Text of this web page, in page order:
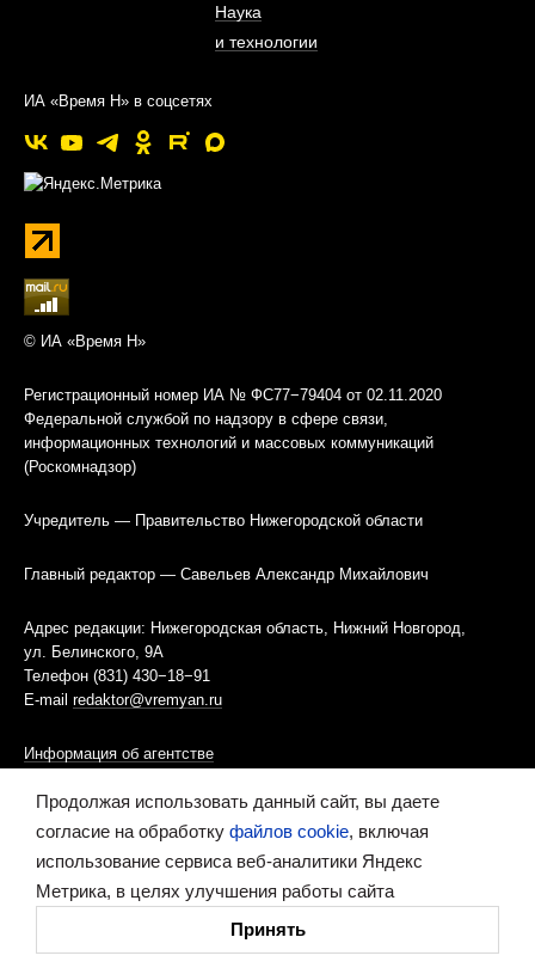
Наука
и технологии
ИА «Время Н» в соцсетях
© ИА «Время Н»
Регистрационный номер ИА № ФС77−79404 от 02.11.2020
Федеральной службой по надзору в сфере связи,
информационных технологий и массовых коммуникаций
(Роскомнадзор)
Учредитель — Правительство Нижегородской области
Главный редактор — Савельев Александр Михайлович
Адрес редакции: Нижегородская область, Нижний Новгород,
ул. Белинского, 9А
Телефон (831) 430−18−91
E-mail redaktor@vremyan.ru
Информация об агентстве
Информационная политика использования «cookies»-файлов
Ресурс содержит материалы 16+
Продолжая использовать данный сайт, вы даете
согласие на обработку файлов cookie, включая
использование сервиса веб-аналитики Яндекс
Метрика, в целях улучшения работы сайта
Принять